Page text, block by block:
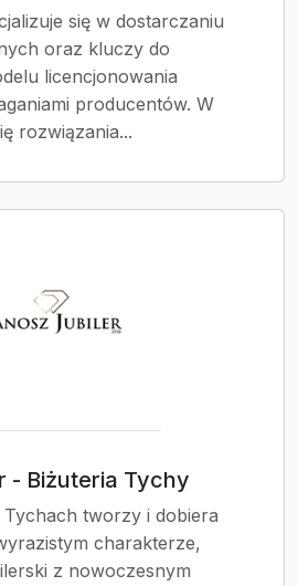
się w dostarczaniu
oraz kluczy do
licencjonowania
producentów. W
rozwiązania...
- Biżuteria Tychy
tworzy i dobiera
charakterze,
z nowoczesnym